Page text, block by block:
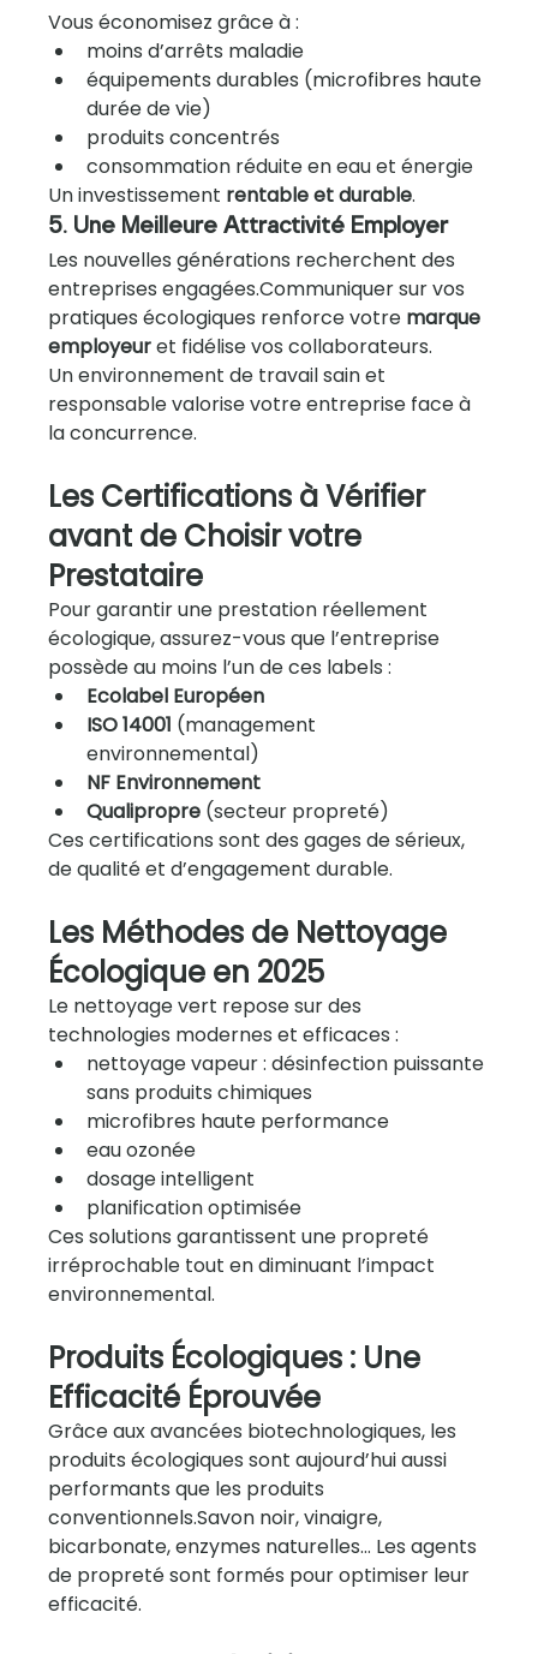
Vous économisez grâce à :
moins d’arrêts maladie
équipements durables (microfibres haute
durée de vie)
produits concentrés
consommation réduite en eau et énergie
Un investissement rentable et durable.
5. Une Meilleure Attractivité Employer
Les nouvelles générations recherchent des
entreprises engagées.Communiquer sur vos
pratiques écologiques renforce votre marque
employeur et fidélise vos collaborateurs.
Un environnement de travail sain et
responsable valorise votre entreprise face à
la concurrence.
Les Certifications à Vérifier
avant de Choisir votre
Prestataire
Pour garantir une prestation réellement
écologique, assurez-vous que l’entreprise
possède au moins l’un de ces labels :
Ecolabel Européen
ISO 14001 (management
environnemental)
NF Environnement
Qualipropre (secteur propreté)
Ces certifications sont des gages de sérieux,
de qualité et d’engagement durable.
Les Méthodes de Nettoyage
Écologique en 2025
Le nettoyage vert repose sur des
technologies modernes et efficaces :
nettoyage vapeur : désinfection puissante
sans produits chimiques
microfibres haute performance
eau ozonée
dosage intelligent
planification optimisée
Ces solutions garantissent une propreté
irréprochable tout en diminuant l’impact
environnemental.
Produits Écologiques : Une
Efficacité Éprouvée
Grâce aux avancées biotechnologiques, les
produits écologiques sont aujourd’hui aussi
performants que les produits
conventionnels.Savon noir, vinaigre,
bicarbonate, enzymes naturelles… Les agents
de propreté sont formés pour optimiser leur
efficacité.